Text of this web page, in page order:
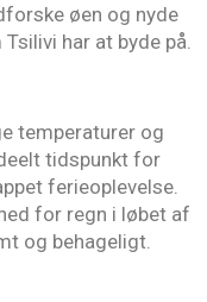
øen og nyde
har at byde på.
temperaturer og
tidspunkt for
ferieoplevelse.
for regn i løbet af
og behageligt.